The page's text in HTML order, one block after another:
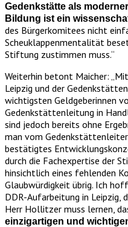
Gedenkstätte als
Bildung ist ein
des Bürgerkomitees nicht
Scheuklappenmentalität
Stiftung zustimmen muss.“
Weiterhin betont Maicher:
Leipzig und der
wichtigsten Geldgeberinnen
Gedenkstättenleitung in
sind jedoch bereits ohne
man vom
bestätigtes
durch die Fachexpertise der
hinsichtlich eines fehlenden
Glaubwürdigkeit übrig. Ich
DDR-Aufarbeitung in Leipzig,
Herr Hollitzer muss lernen,
einzigartigen und